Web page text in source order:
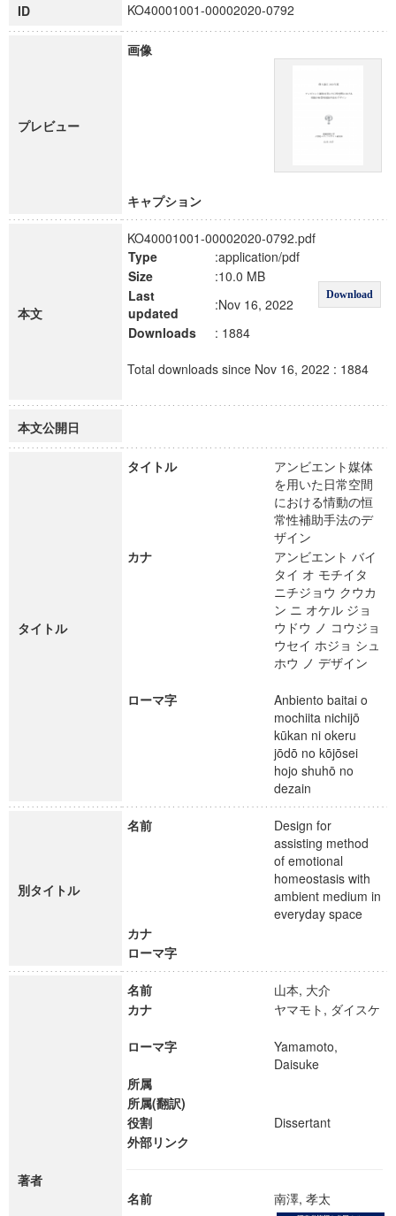
ID KO40001001-00002020-0792
プレビュー
画像
キャプション
本文
KO40001001-00002020-0792.pdf
Type
:application/pdf
Download
Size
:10.0 MB
Last
updated
:Nov 16, 2022
Downloads
: 1884
Total downloads since Nov 16, 2022 : 1884
本文公開日
タイトル
タイトル
アンビエント媒体
を用いた日常空間
における情動の恒
常性補助手法のデ
ザイン
カナ
アンビエント バイ
タイ オ モチイタ
ニチジョウ クウカ
ン ニ オケル ジョ
ウドウ ノ コウジョ
ウセイ ホジョ シュ
ホウ ノ デザイン
ローマ字
Anbiento baitai o
mochiita nichijō
kūkan ni okeru
jōdō no kōjōsei
hojo shuhō no
dezain
別タイトル
名前
Design for
assisting method
of emotional
homeostasis with
ambient medium in
everyday space
カナ
ローマ字
著者
名前
山本, 大介
カナ
ヤマモト, ダイスケ
ローマ字
Yamamoto,
Daisuke
所属
所属(翻訳)
役割
Dissertant
外部リンク
名前 南澤, 孝太